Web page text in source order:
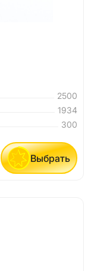
2500
1934
300
Выбрать